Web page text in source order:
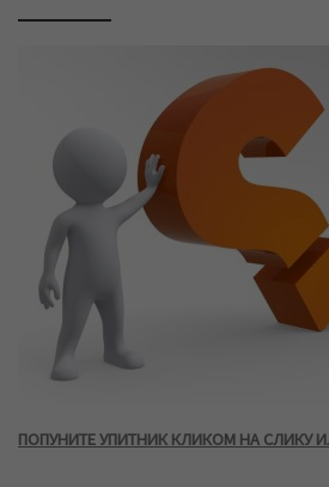
ПОПУНИТЕ УПИТНИК КЛИКОМ НА СЛИКУ